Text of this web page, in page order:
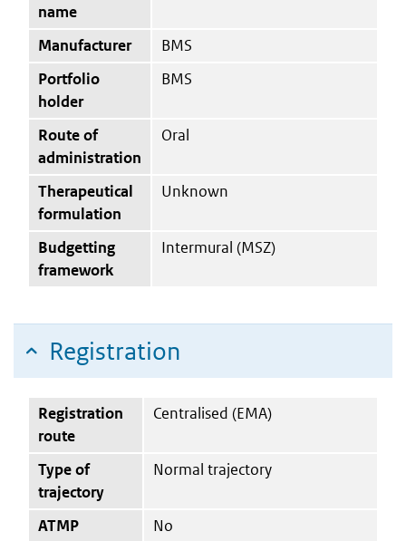
name
Manufacturer
BMS
Portfolio
holder
BMS
Route of
administration
Oral
Therapeutical
formulation
Unknown
Budgetting
framework
Intermural (MSZ)
Registration
Registration
route
Centralised (EMA)
Type of
trajectory
Normal trajectory
ATMP
No